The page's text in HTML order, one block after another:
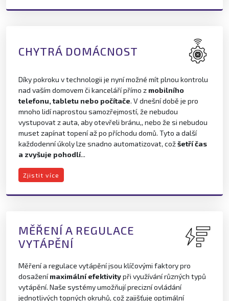
CHYTRÁ DOMÁCNOST
Díky pokroku v technologii je nyní možné mít plnou kontrolu
nad vaším domovem či kanceláří přímo z mobilního
telefonu, tabletu nebo počítače. V dnešní době je pro
mnoho lidí naprostou samozřejmostí, že nebudou
vystupovat z auta, aby otevřeli bránu,, nebo že si nebudou
muset zapínat topení až po příchodu domů. Tyto a další
každodenní úkoly lze snadno automatizovat, cožšetří čas
a zvyšuje pohodlí...
Zjistit více
MĚŘENÍ A REGULACE
VYTÁPĚNÍ
Měření a regulace vytápění jsou klíčovými faktory pro
dosaženímaximální efektivitypři využívání různých typů
vytápění. Naše systémy umožňují precizní ovládání
jednotlivých topných okruhů, což zajišťuje optimální